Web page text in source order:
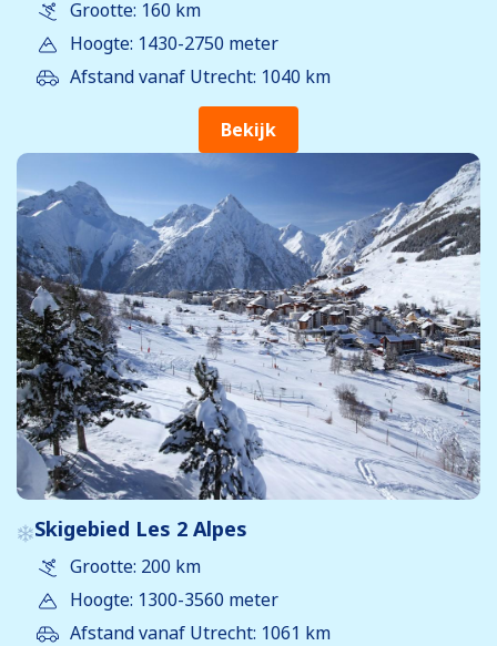
Grootte: 160 km
Hoogte: 1430-2750 meter
Afstand vanaf Utrecht: 1040 km
Bekijk
Skigebied Les 2 Alpes
Grootte: 200 km
Hoogte: 1300-3560 meter
Afstand vanaf Utrecht: 1061 km